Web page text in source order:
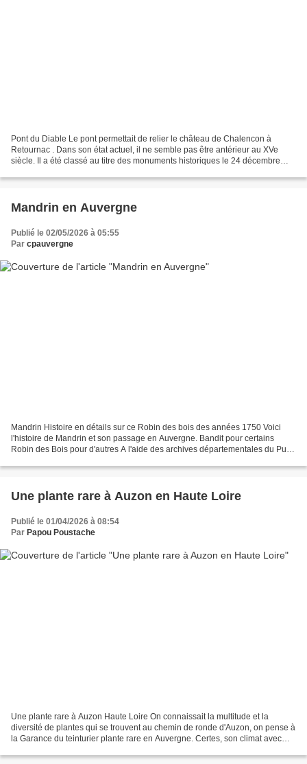
Pont du Diable Le pont permettait de relier le château de Chalencon à
Retournac . Dans son état actuel, il ne semble pas être antérieur au XVe
siècle. Il a été classé au titre des monuments historiques le 24 décembre
Mandrin en Auvergne
Publié le 02/05/2026 à 05:55
Par cpauvergne
Mandrin Histoire en détails sur ce Robin des bois des années 1750 Voici
l'histoire de Mandrin et son passage en Auvergne. Bandit pour certains
Robin des Bois pour d'autres A l'aide des archives départementales du Puy
Une plante rare à Auzon en Haute Loire
Publié le 01/04/2026 à 08:54
Par Papou Poustache
Une plante rare à Auzon Haute Loire On connaissait la multitude et la
diversité de plantes qui se trouvent au chemin de ronde d'Auzon, on pense à
la Garance du teinturier plante rare en Auvergne. Certes, son climat avec